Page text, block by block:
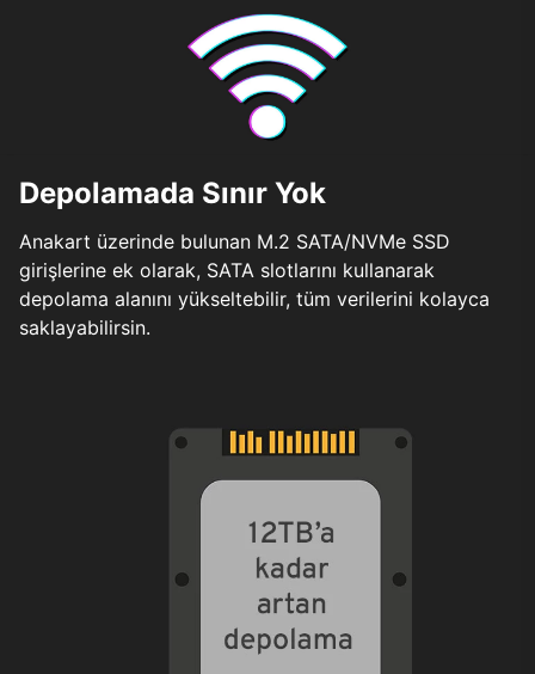
Depolamada Sınır Yok
Anakart üzerinde bulunan M.2 SATA/NVMe SSD
girişlerine ek olarak, SATA slotlarını kullanarak
depolama alanını yükseltebilir, tüm verilerini kolayca
saklayabilirsin.